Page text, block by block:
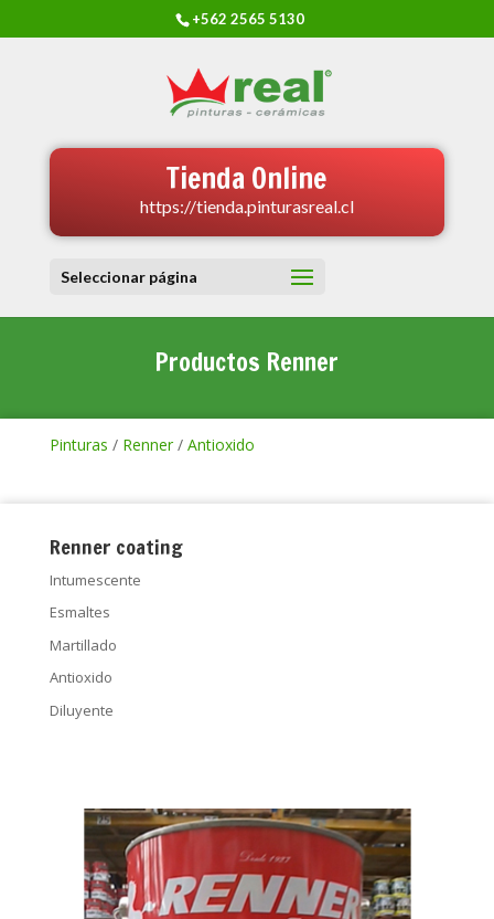
+562 2565 5130
Tienda Online
https://tienda.pinturasreal.cl
Seleccionar página
Productos Renner
Pinturas / Renner/ Antioxido
Renner coating
Intumescente
Esmaltes
Martillado
Antioxido
Diluyente